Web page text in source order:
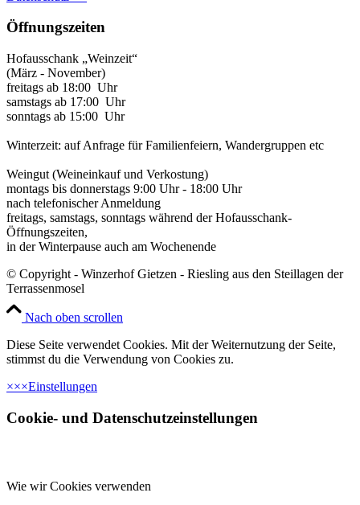
Öffnungszeiten
Hofausschank „Weinzeit“
(März - November)
freitags ab 18:00 Uhr
samstags ab 17:00 Uhr
sonntags ab 15:00 Uhr
Winterzeit: auf Anfrage für Familienfeiern, Wandergruppen etc
Weingut (Weineinkauf und Verkostung)
montags bis donnerstags 9:00 Uhr - 18:00 Uhr
nach telefonischer Anmeldung
freitags, samstags, sonntags während der Hofausschank-
Öffnungszeiten,
in der Winterpause auch am Wochenende
© Copyright - Winzerhof Gietzen - Riesling aus den Steillagen der
Terrassenmosel
Nach oben scrollen
Diese Seite verwendet Cookies. Mit der Weiternutzung der Seite,
stimmst du die Verwendung von Cookies zu.
×××Einstellungen
Cookie- und Datenschutzeinstellungen
Wie wir Cookies verwenden